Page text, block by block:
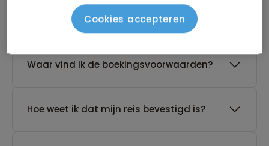
De reis van mijn keuze heeft nog geen
gegarandeerd vertrek. Wat nu?
Waar vind ik de boekingsvoorwaarden?
Hoe weet ik dat mijn reis bevestigd is?
Cookies accepteren